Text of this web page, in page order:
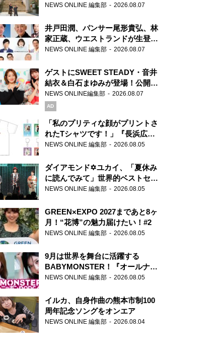
ま」、芝大神宮にてランパンプス
NEWS ONLINE 編集部 2026.08.07
井戸田潤、パンサー尾形貴弘、林
家正蔵、ウエストランドが生登
場！『ラジオビバリー昼ズ』
NEWS ONLINE 編集部 2026.08.07
ゲストにSWEET STEADY・音井
結衣＆白石まゆみが登場！公開収
録で素顔全開！
NEWS ONLINE編集部 2026.08.07
AD
「私のプリティな顔がプリントさ
れたTシャツです！」『長浜広奈
天下無双』初の番組グッズ発売
NEWS ONLINE 編集部 2026.08.05
ダイアモンド✡ユカイ、「夏休み
に読んでみて」世界的ベストセラ
ー『アナスタシア』を紹介
NEWS ONLINE 編集部 2026.08.05
GREEN×EXPO 2027まであと8ヶ
月！“花博”の魅力届けたい！#2
NEWS ONLINE 編集部 2026.08.05
9月は世界を舞台に活躍する
BABYMONSTER！『オールナイ
トニッポンPODCAST』月替わり
NEWS ONLINE 編集部 2026.08.05
イルカ、自身作曲の熊本市制100
周年記念ソングをオンエア
NEWS ONLINE 編集部 2026.08.04